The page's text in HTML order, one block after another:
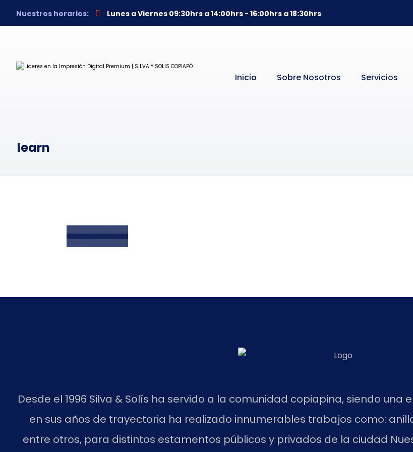
Nuestros horarios: Lunes a Viernes 09:30hrs a 14:00hrs - 16:00hrs a 18:30hrs
Inicio Sobre Nosotros Servicios
learn
junio 10, 2017
junio 10, 2017
Desde el 1996 Silva & Solís ha servido a la comunidad copiapina, siendo
en sus años de trayectoria ha realizado innumerables trabajos como:
entre otros, para distintos estamentos públicos y privados de la ciudad